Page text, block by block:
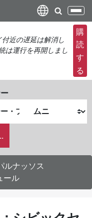
ナ
ビ
ゲ
ー
シ
ョ
の
切
り
え
近の遅延は解消し
は運行を再開しまし
購
読
す
る
ルナッソス
ール